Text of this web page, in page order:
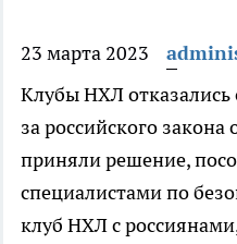
23 марта 2023
Клубы НХЛ
за российского закона
приняли решение,
специалистами по
клуб НХЛ с